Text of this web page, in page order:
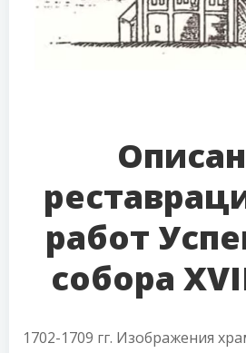
работ
собора
1702-1709 гг. Изображения